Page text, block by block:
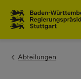
You are here:
Abteilungen